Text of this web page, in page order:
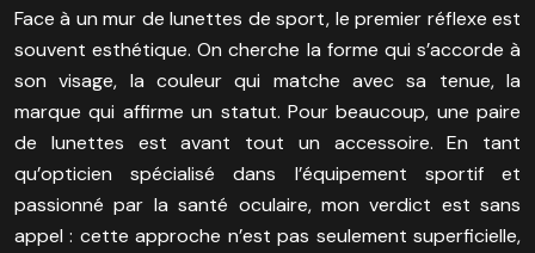
Face à un mur de lunettes de sport, le premier réflexe est
souvent esthétique. On cherche la forme qui s’accorde à
son visage, la couleur qui matche avec sa tenue, la
marque qui affirme un statut. Pour beaucoup, une paire
de lunettes est avant tout un accessoire. En tant
qu’opticien spécialisé dans l’équipement sportif et
passionné par la santé oculaire, mon verdict est sans
appel : cette approche n’est pas seulement superficielle,